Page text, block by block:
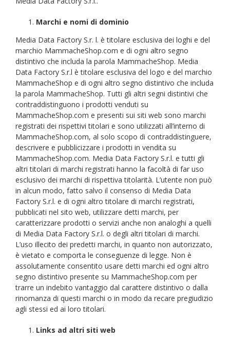
Marchi e nomi di dominio
Media Data Factory S.r. l. è titolare esclusiva dei loghi e del
marchio MammacheShop.com e di ogni altro segno
distintivo che includa la parola MammacheShop. Media
Data Factory S.r.l è titolare esclusiva del logo e del marchio
MammacheShop e di ogni altro segno distintivo che includa
la parola MammacheShop. Tutti gli altri segni distintivi che
contraddistinguono i prodotti venduti su
MammacheShop.com e presenti sui siti web sono marchi
registrati dei rispettivi titolari e sono utilizzati all’interno di
MammacheShop.com, al solo scopo di contraddistinguere,
descrivere e pubblicizzare i prodotti in vendita su
MammacheShop.com. Media Data Factory S.r.l. e tutti gli
altri titolari di marchi registrati hanno la facoltà di far uso
esclusivo dei marchi di rispettiva titolarità. L’utente non può
in alcun modo, fatto salvo il consenso di Media Data
Factory S.r.l. e di ogni altro titolare di marchi registrati,
pubblicati nel sito web, utilizzare detti marchi, per
caratterizzare prodotti o servizi anche non analoghi a quelli
di Media Data Factory S.r.l. o degli altri titolari di marchi.
L’uso illecito dei predetti marchi, in quanto non autorizzato,
è vietato e comporta le conseguenze di legge. Non è
assolutamente consentito usare detti marchi ed ogni altro
segno distintivo presente su MammacheShop.com per
trarre un indebito vantaggio dal carattere distintivo o dalla
rinomanza di questi marchi o in modo da recare pregiudizio
agli stessi ed ai loro titolari.
Links ad altri siti web